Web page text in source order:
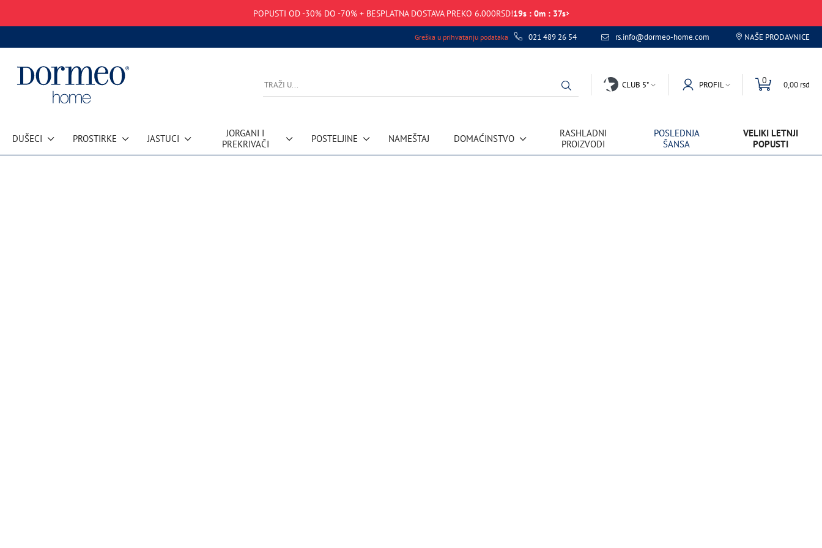
POPUSTI OD -30% DO -70% + BESPLATNA DOSTAVA PREKO 6.000RSD!19s : 0m : 37s
Greška u prihvatanju podataka 021 489 26 54 rs.info@dormeo-home.com NAŠE PRODAVNICE
CLUB 5* PROFIL 0 0,00 rsd
DUŠECI PROSTIRKE JASTUCI
JORGANI I
PREKRIVAČI
POSTELJINE NAMEŠTAJ DOMAĆINSTVO
RASHLADNI
PROIZVODI
POSLEDNJA
ŠANSA
VELIKI LETNJI
POPUSTI